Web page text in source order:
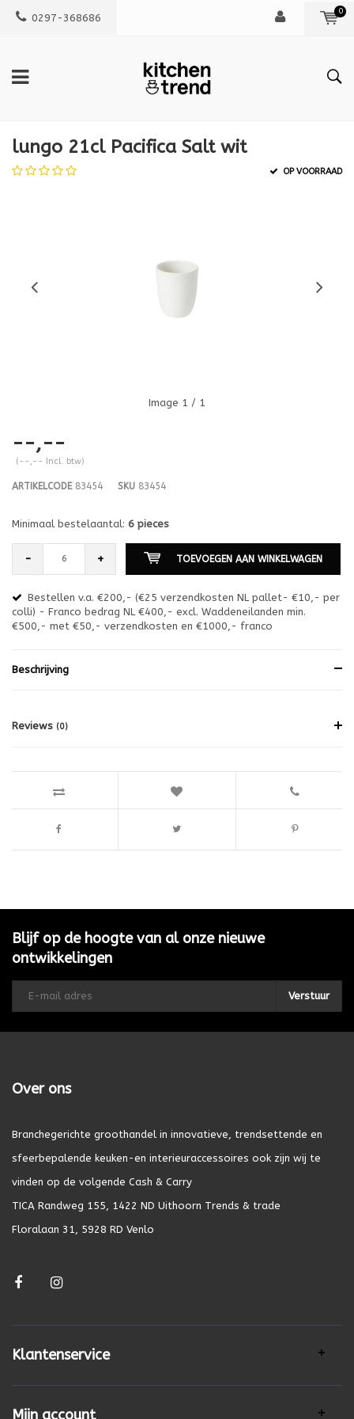
0297-368686
0
lungo 21cl Pacifica Salt wit
OP VOORRAAD
Image 1 / 1
--,--
(--,-- Incl. btw)
ARTIKELCODE83454 SKU 83454
Minimaal bestelaantal: 6 pieces
- + TOEVOEGEN AAN WINKELWAGEN
Bestellen v.a. €200,- (€25 verzendkosten NL pallet- €10,- per
colli) - Franco bedrag NL €400,- excl. Waddeneilanden min.
€500,- met €50,- verzendkosten en €1000,- franco
Beschrijving
Reviews (0)
Blijf op de hoogte van al onze nieuwe
ontwikkelingen
Verstuur
Over ons
Branchegerichte groothandel in innovatieve, trendsettende en
sfeerbepalende keuken-en interieuraccessoires ook zijn wij te
vinden op de volgende Cash & Carry
TICA Randweg 155, 1422 ND Uithoorn Trends & trade
Floralaan 31, 5928 RD Venlo
Klantenservice
Mijn account